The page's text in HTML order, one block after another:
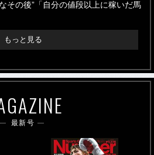
その後”「自分の値段以上に稼いだ馬
もっと見る
最新号